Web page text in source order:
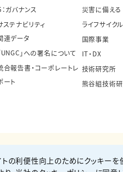
ガバナンス
ステナビリティ
連データ
UNGC」への署名について
合報告書・コーポレートレ
ート
災害に備える
ライフサイクル
国際事業
IT・DX
技術研究所
熊谷組技術
利用規約 サイトマップ お問い合
トの利便性向上のためにクッキーを